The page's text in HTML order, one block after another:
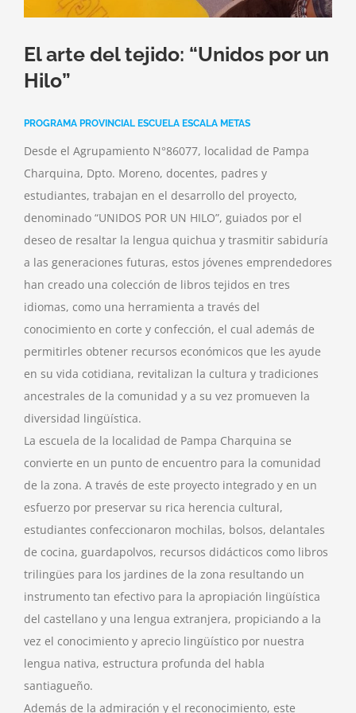
El arte del tejido: “Unidos por un
Hilo”
PROGRAMA PROVINCIAL ESCUELA ESCALA METAS
Desde el Agrupamiento N°86077, localidad de Pampa
Charquina, Dpto. Moreno, docentes, padres y
estudiantes, trabajan en el desarrollo del proyecto,
denominado “UNIDOS POR UN HILO”, guiados por el
deseo de resaltar la lengua quichua y trasmitir sabiduría
a las generaciones futuras, estos jóvenes emprendedores
han creado una colección de libros tejidos en tres
idiomas, como una herramienta a través del
conocimiento en corte y confección, el cual además de
permitirles obtener recursos económicos que les ayude
en su vida cotidiana, revitalizan la cultura y tradiciones
ancestrales de la comunidad y a su vez promueven la
diversidad lingüística.
La escuela de la localidad de Pampa Charquina se
convierte en un punto de encuentro para la comunidad
de la zona. A través de este proyecto integrado y en un
esfuerzo por preservar su rica herencia cultural,
estudiantes confeccionaron mochilas, bolsos, delantales
de cocina, guardapolvos, recursos didácticos como libros
trilingües para los jardines de la zona resultando un
instrumento tan efectivo para la apropiación lingüística
del castellano y una lengua extranjera, propiciando a la
vez el conocimiento y aprecio lingüístico por nuestra
lengua nativa, estructura profunda del habla
santiagueño.
Además de la admiración y el reconocimiento, este